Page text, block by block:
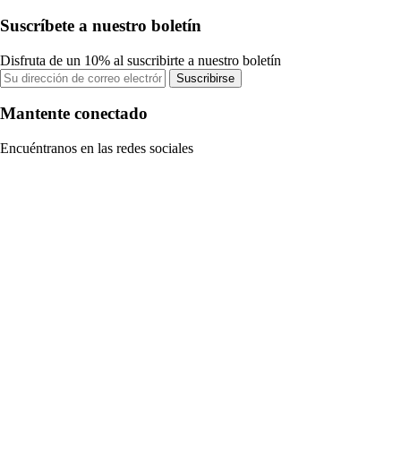
Suscríbete a nuestro boletín
Disfruta de un 10% al suscribirte a nuestro boletín
Suscribirse
Mantente conectado
Encuéntranos en las redes sociales